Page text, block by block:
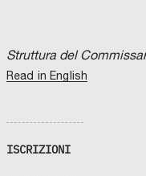
Struttura del
Read in English
ISCRIZIONI